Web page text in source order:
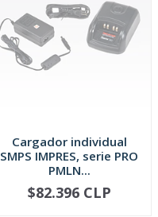
Cargador individual
SMPS IMPRES, serie PRO
PMLN...
AGOTADO
$82.396 CLP